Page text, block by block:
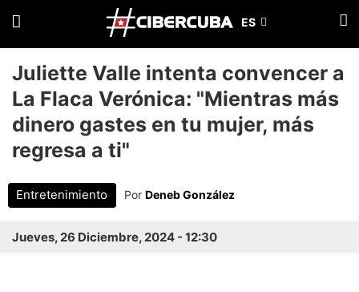
Juliette Valle intenta convencer a
La Flaca Verónica: "Mientras más
dinero gastes en tu mujer, más
regresa a ti"
Entretenimiento Por Deneb González
Jueves, 26 Diciembre, 2024 - 12:30